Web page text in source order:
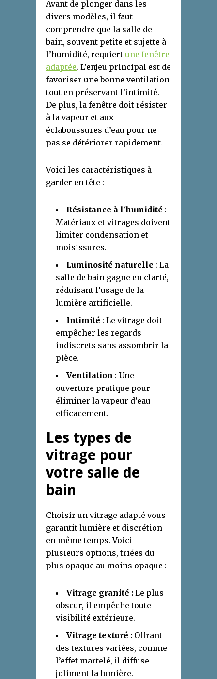
Avant de plonger dans les
divers modèles, il faut
comprendre que la salle de
bain, souvent petite et sujette à
l’humidité, requiert une fenêtre
adaptée. L’enjeu principal est de
favoriser une bonne ventilation
tout en préservant l’intimité.
De plus, la fenêtre doit résister
à la vapeur et aux
éclaboussures d’eau pour ne
pas se détériorer rapidement.
Voici les caractéristiques à
garder en tête :
Résistance à l’humidité :
Matériaux et vitrages doivent
limiter condensation et
moisissures.
Luminosité naturelle : La
salle de bain gagne en clarté,
réduisant l’usage de la
lumière artificielle.
Intimité : Le vitrage doit
empêcher les regards
indiscrets sans assombrir la
pièce.
Ventilation : Une
ouverture pratique pour
éliminer la vapeur d’eau
efficacement.
Les types de
vitrage pour
votre salle de
bain
Choisir un vitrage adapté vous
garantit lumière et discrétion
en même temps. Voici
plusieurs options, triées du
plus opaque au moins opaque :
Vitrage granité : Le plus
obscur, il empêche toute
visibilité extérieure.
Vitrage texturé : Offrant
des textures variées, comme
l’effet martelé, il diffuse
joliment la lumière.